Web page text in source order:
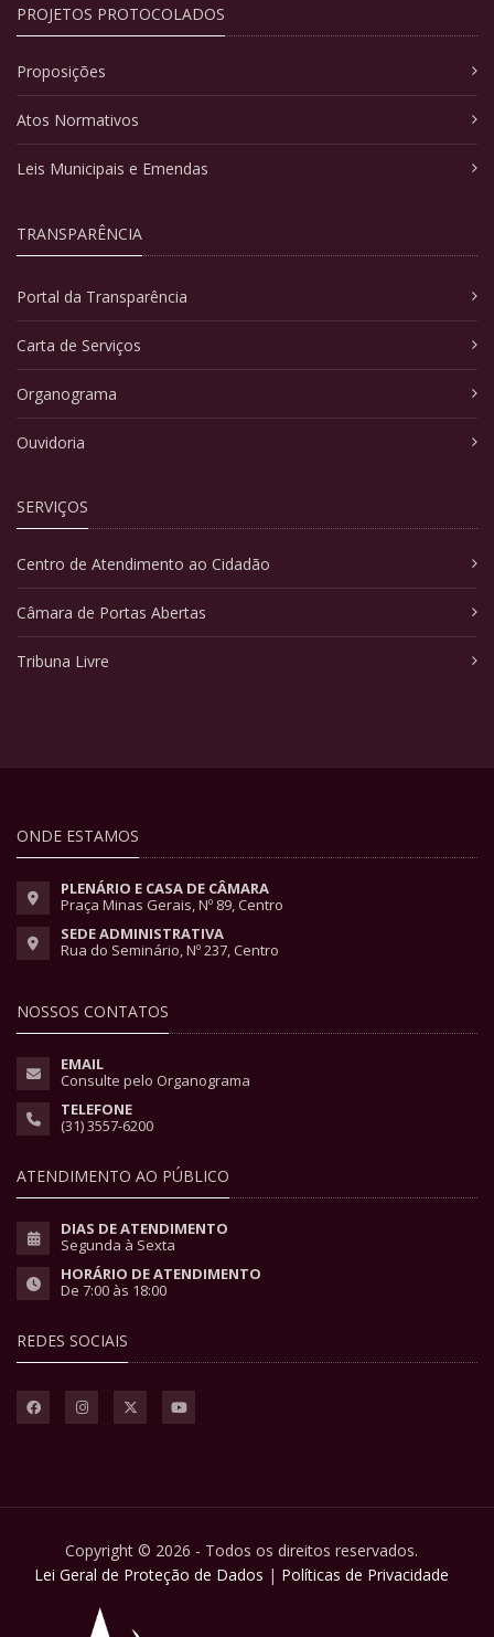
PROJETOS PROTOCOLADOS
Proposições
Atos Normativos
Leis Municipais e Emendas
TRANSPARÊNCIA
Portal da Transparência
Carta de Serviços
Organograma
Ouvidoria
SERVIÇOS
Centro de Atendimento ao Cidadão
Câmara de Portas Abertas
Tribuna Livre
ONDE ESTAMOS
PLENÁRIO E CASA DE CÂMARA
Praça Minas Gerais, Nº 89, Centro
SEDE ADMINISTRATIVA
Rua do Seminário, Nº 237, Centro
NOSSOS CONTATOS
EMAIL
Consulte pelo Organograma
TELEFONE
(31) 3557-6200
ATENDIMENTO AO PÚBLICO
DIAS DE ATENDIMENTO
Segunda à Sexta
HORÁRIO DE ATENDIMENTO
De 7:00 às 18:00
REDES SOCIAIS
Copyright © 2026 - Todos os direitos reservados.
Lei Geral de Proteção de Dados | Políticas de Privacidade